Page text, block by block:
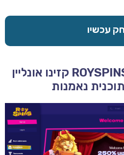
עכשיו
ROYSPINS CASINO – 2026 קזינו אונליין
נאמנות